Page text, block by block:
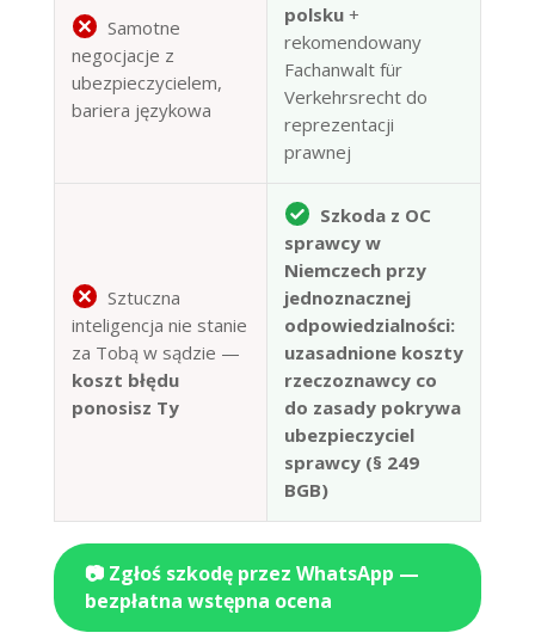
Samotne
negocjacje z
ubezpieczycielem,
bariera językowa
polsku+
rekomendowany
Fachanwalt für
Verkehrsrecht do
reprezentacji
prawnej
Sztuczna
inteligencja nie stanie
za Tobą w sądzie —
koszt błędu
ponosisz Ty
Szkoda z OC
sprawcy w
Niemczech przy
jednoznacznej
odpowiedzialności:
uzasadnione koszty
rzeczoznawcy co
do zasady pokrywa
ubezpieczyciel
sprawcy (§ 249
BGB)
📷 Zgłoś szkodę przez WhatsApp —
bezpłatna wstępna ocena